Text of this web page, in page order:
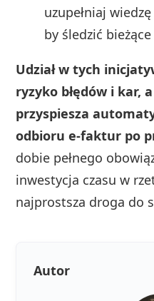
uzupełniaj
by śledzić
Udział w tych
ryzyko błędów i kar,
przyspiesza
odbioru e-faktur po
dobie pełnego
inwestycja czasu w
najprostsza droga do
Autor